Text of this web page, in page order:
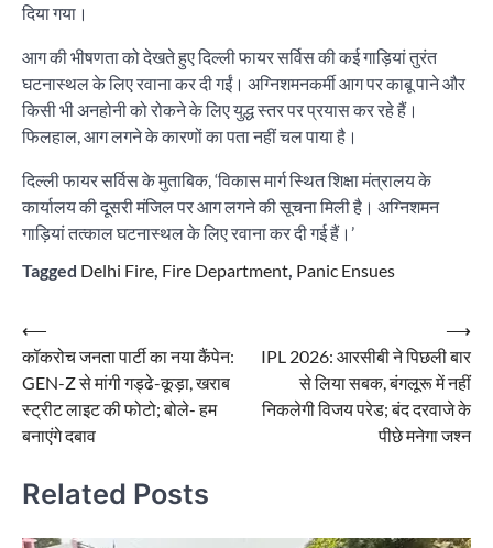
दिया गया।
आग की भीषणता को देखते हुए दिल्ली फायर सर्विस की कई गाड़ियां तुरंत
घटनास्थल के लिए रवाना कर दी गईं। अग्निशमनकर्मी आग पर काबू पाने और
किसी भी अनहोनी को रोकने के लिए युद्ध स्तर पर प्रयास कर रहे हैं।
फिलहाल, आग लगने के कारणों का पता नहीं चल पाया है।
दिल्ली फायर सर्विस के मुताबिक, ‘विकास मार्ग स्थित शिक्षा मंत्रालय के
कार्यालय की दूसरी मंजिल पर आग लगने की सूचना मिली है। अग्निशमन
गाड़ियां तत्काल घटनास्थल के लिए रवाना कर दी गई हैं।’
Tagged Delhi Fire, Fire Department, Panic Ensues
Post
navigation
⟵
कॉकरोच जनता पार्टी का नया कैंपेन:
GEN-Z से मांगी गड्ढे-कूड़ा, खराब
स्ट्रीट लाइट की फोटो; बोले- हम
बनाएंगे दबाव
IPL 2026: आरसीबी ने पिछली बार
से लिया सबक, बंगलूरू में नहीं
निकलेगी विजय परेड; बंद दरवाजे के
पीछे मनेगा जश्न
⟶
Related Posts